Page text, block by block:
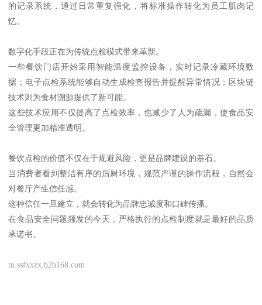
的记录系统，通过日常重复强化，将标准操作转化为员工肌肉记
忆。
数字化手段正在为传统点检模式带来革新。
一些餐饮门店开始采用智能温度监控设备，实时记录冷藏环境数
据；电子点检系统能够自动生成检查报告并提醒异常情况；区块链
技术则为食材溯源提供了新可能。
这些技术应用不仅提高了点检效率，也减少了人为疏漏，使食品安
全管理更加精准透明。
餐饮点检的价值不仅在于规避风险，更是品牌建设的基石。
当消费者看到整洁有序的后厨环境，规范严谨的操作流程，自然会
对餐厅产生信任感。
这种信任一旦建立，就会转化为品牌忠诚度和口碑传播。
在食品安全问题频发的今天，严格执行的点检制度就是最好的品质
承诺书。
m.ssfxxzx.b2b168.com